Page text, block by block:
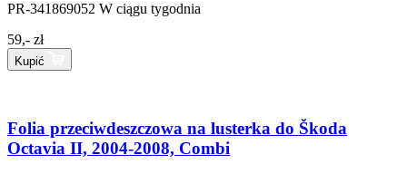
PR-341869052 W ciągu tygodnia
59,- zł
Kupić
Folia przeciwdeszczowa na lusterka do Škoda
Octavia II, 2004-2008, Combi